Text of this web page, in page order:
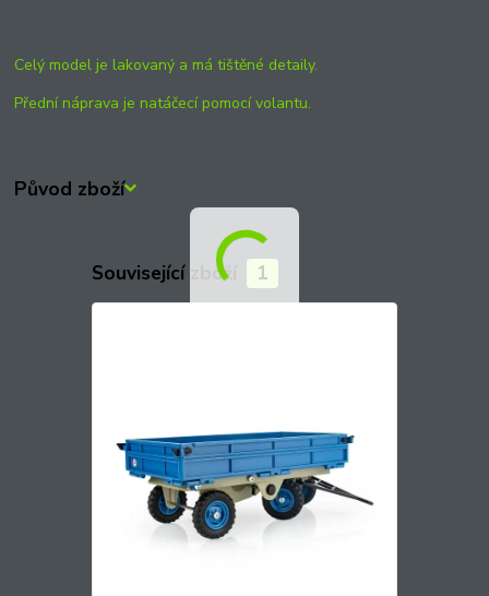
Celý model je lakovaný a má tištěné detaily.
Přední náprava je natáčecí pomocí volantu.
Původ zboží
Související zboží 1